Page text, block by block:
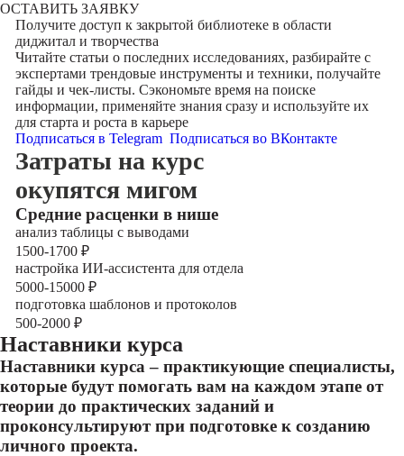
ОСТАВИТЬ ЗАЯВКУ
Получите доступ к закрытой библиотекев области
диджитал и творчества
Читайте статьи о последних исследованиях, разбирайте с
экспертами трендовые инструменты и техники, получайте
гайды и чек-листы. Сэкономьте время на поиске
информации, применяйте знания сразу и используйте их
для старта и роста в карьере
Подписаться в Telegram Подписаться во ВКонтакте
Затраты на курс
окупятся мигом
Cредние расценки в нише
анализ таблицы с выводами
1500-1700 ₽
настройка ИИ-ассистента для отдела
5000-15000 ₽
подготовка шаблонов и протоколов
500-2000 ₽
Наставники курса
Наставники курса – практикующие специалисты,
которые будут помогать вам на каждом этапе от
теории до практических заданий и
проконсультируют при подготовке к созданию
личного проекта.